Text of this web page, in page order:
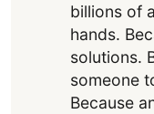
billions of
hands.
solutions.
someone
Because